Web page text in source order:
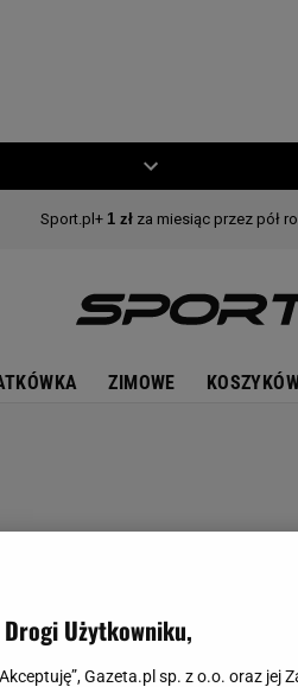
ZIMOWE
Użytkowniku,
Gazeta.pl sp. z o.o. oraz jej